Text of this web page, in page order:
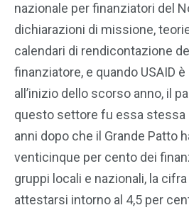
nazionale per finanziatori del
dichiarazioni di missione,
calendari di rendicontazione
finanziatore, e quando USAID
all’inizio dello scorso anno, il
questo settore fu essa stessa
anni dopo che il Grande Patto
venticinque per cento dei
gruppi locali e nazionali, la
attestarsi intorno al 4,5 per